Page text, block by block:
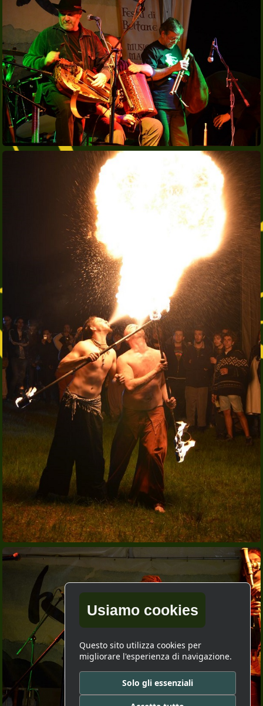
Usiamo cookies
Questo sito utilizza cookies per
migliorare l'esperienza di navigazione.
Solo gli essenziali